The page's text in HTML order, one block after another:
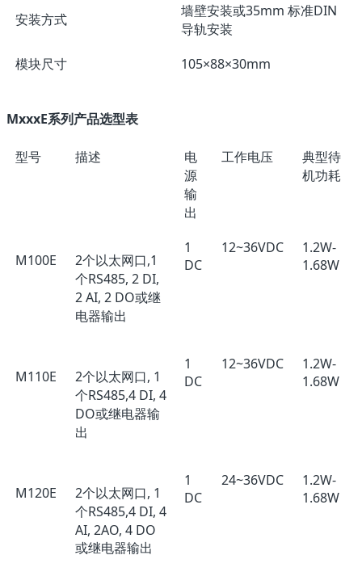
安装方式
墙壁安装或35mm 标准DIN
导轨安装
模块尺寸
105×88×30mm
MxxxE系列产品选型表
型号 描述
电
源
输
出
工作电压
典型待
机功耗
M100E
2个以太网口,1
个RS485, 2 DI,
2 AI, 2 DO或继
电器输出
1
DC
12~36VDC
1.2W-
1.68W
M110E
2个以太网口, 1
个RS485,4 DI, 4
DO或继电器输
出
1
DC
12~36VDC
1.2W-
1.68W
M120E
2个以太网口, 1
个RS485,4 DI, 4
AI, 2AO, 4 DO
或继电器输出
1
DC
24~36VDC
1.2W-
1.68W